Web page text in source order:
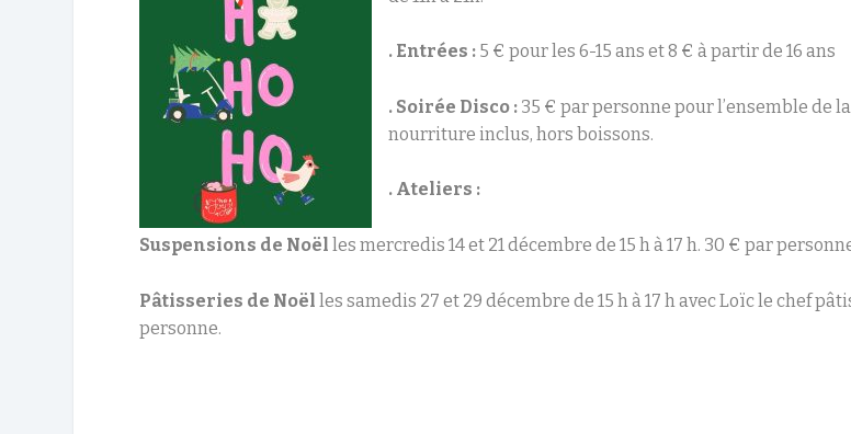
. Entrées : 5 € pour les 6-15 ans et 8 € à partir de 16 ans
. Soirée Disco : 35 € par personne pour l’ensemble de
nourriture inclus, hors boissons.
. Ateliers :
Suspensions de Noëlles mercredis 14 et 21 décembre de 15 h à 17 h. 30 € par
Pâtisseries de Noël les samedis 27 et 29 décembre de 15 h à 17 h avec Loïc le chef
personne.